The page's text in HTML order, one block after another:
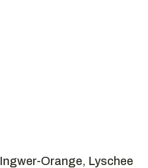
Ingwer-Orange, Lyschee